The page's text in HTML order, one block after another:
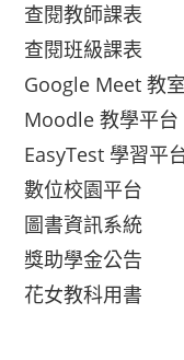
查閱教師課表
查閱班級課表
Google Meet 教室
Moodle 教學平台
EasyTest 學習平
數位校園平台
圖書資訊系統
獎助學金公告
花女教科用書